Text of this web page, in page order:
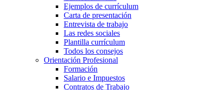
Ejemplos de currículum
Carta de presentación
Entrevista de trabajo
Las redes sociales
Plantilla currículum
Todos los consejos
Orientación Profesional
Formación
Salario e Impuestos
Contratos de Trabajo